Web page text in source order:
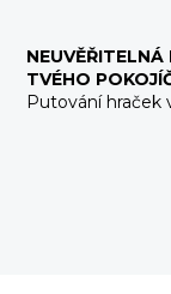
TVÉHO
Putování hraček